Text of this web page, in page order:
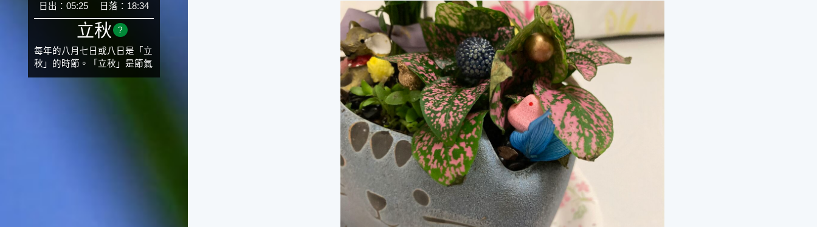
日出：05:25
日落：18:34
立秋 ?
每年的八月七日或八日是「立
秋」的時節。「立秋」是節氣
邁入秋涼的先聲，表示酷熱難